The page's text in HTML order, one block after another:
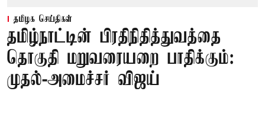
தமிழக செய்திகள்
தமிழ்நாட்டின் பிரதிநிதித்துவத்தை
தொகுதி மறுவரையறை பாதிக்கும்:
முதல்-அமைச்சர் விஜய்